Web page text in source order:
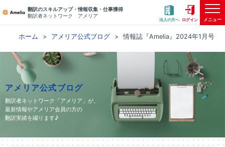
翻訳のスキルアップ・情報収集・仕事獲得
翻訳者ネットワーク アメリア
法人の方へ ログイン メニュー
ホーム アメリア公式ブログ 情報誌『Amelia』2024年1月号
アメリア公式ブログ
翻訳者ネットワーク「アメリア」が、
最新情報やアメリア会員の方の
翻訳実績を綴ります♪